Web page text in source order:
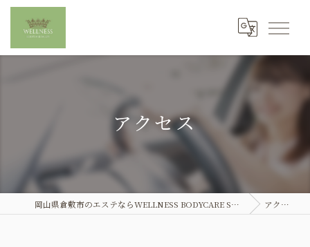
アクセス
岡山県倉敷市のエステならWELLNESS BODYCARE SALON アクセス